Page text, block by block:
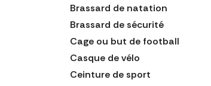
Brassard de natation
Brassard de sécurité
Cage ou but de football
Casque de vélo
Ceinture de sport